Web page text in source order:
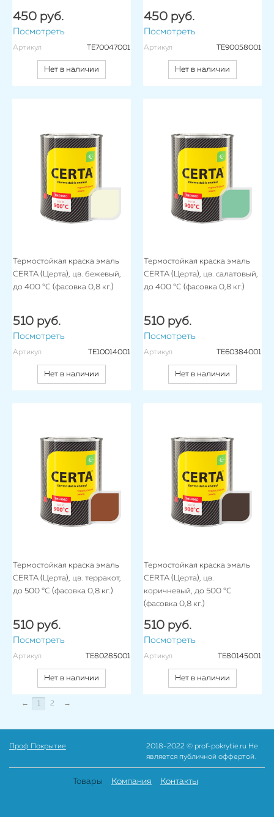
450 руб.
Посмотреть
Артикул TE70047001
Нет в наличии
450 руб.
Посмотреть
Артикул TE90058001
Нет в наличии
Термостойкая краска эмаль
CERTA (Церта), цв. бежевый,
до 400 °C (фасовка 0,8 кг.)
510 руб.
Посмотреть
Артикул TE10014001
Нет в наличии
Термостойкая краска эмаль
CERTA (Церта), цв. салатовый,
до 400 °C (фасовка 0,8 кг.)
510 руб.
Посмотреть
Артикул TE60384001
Нет в наличии
Термостойкая краска эмаль
CERTA (Церта), цв. терракот,
до 500 °C (фасовка 0,8 кг.)
510 руб.
Посмотреть
Артикул TE80285001
Нет в наличии
Термостойкая краска эмаль
CERTA (Церта), цв.
коричневый, до 500 °C
(фасовка 0,8 кг.)
510 руб.
Посмотреть
Артикул TE80145001
Нет в наличии
← 1 2 →
Проф Покрытие
2018-2022 © prof-pokrytie.ru Не
является публичной оффертой.
Товары Компания Контакты